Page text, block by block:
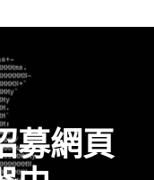
募網頁